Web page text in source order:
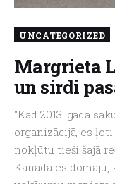
UNCATEGORIZED
Margrieta
un sirdi
"Kad 2013. gadā
organizācijā, es
nokļūtu tieši šajā
Kanādā es